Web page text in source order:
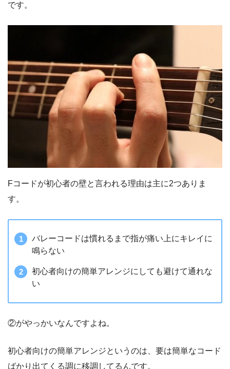
です。
Fコードが初心者の壁と言われる理由は主に2つありま
す。
バレーコードは慣れるまで指が痛い上にキレイに
鳴らない
初心者向けの簡単アレンジにしても避けて通れな
い
②がやっかいなんですよね。
初心者向けの簡単アレンジというのは、要は簡単なコード
ばかり出てくる調に移調してるんです。